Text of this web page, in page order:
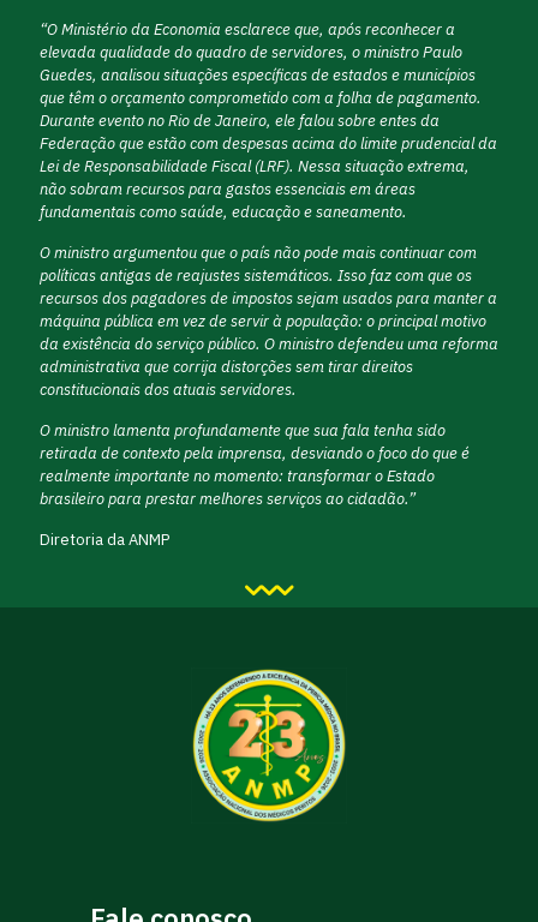
“O Ministério da Economia esclarece que, após reconhecer a
elevada qualidade do quadro de servidores, o ministro Paulo
Guedes, analisou situações específicas de estados e municípios
que têm o orçamento comprometido com a folha de pagamento.
Durante evento no Rio de Janeiro, ele falou sobre entes da
Federação que estão com despesas acima do limite prudencial da
Lei de Responsabilidade Fiscal (LRF). Nessa situação extrema,
não sobram recursos para gastos essenciais em áreas
fundamentais como saúde, educação e saneamento.
O ministro argumentou que o país não pode mais continuar com
políticas antigas de reajustes sistemáticos. Isso faz com que os
recursos dos pagadores de impostos sejam usados para manter a
máquina pública em vez de servir à população: o principal motivo
da existência do serviço público. O ministro defendeu uma reforma
administrativa que corrija distorções sem tirar direitos
constitucionais dos atuais servidores.
O ministro lamenta profundamente que sua fala tenha sido
retirada de contexto pela imprensa, desviando o foco do que é
realmente importante no momento: transformar o Estado
brasileiro para prestar melhores serviços ao cidadão.”
Diretoria da ANMP